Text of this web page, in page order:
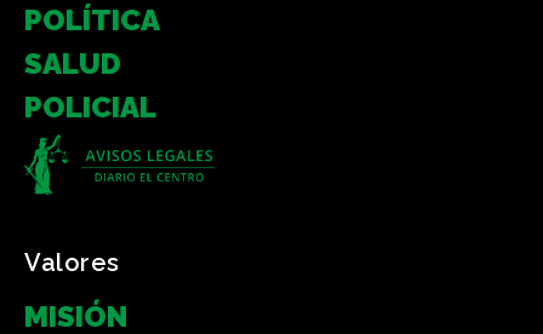
POLÍTICA
SALUD
POLICIAL
Valores
MISIÓN